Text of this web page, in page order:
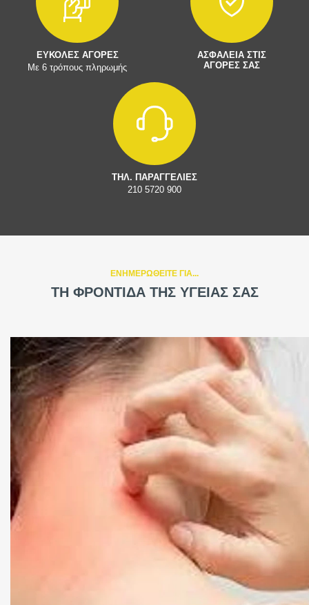
ΕΥΚΟΛΕΣ ΑΓΟΡΕΣ
Με 6 τρόπους πληρωμής
ΑΣΦΑΛΕΙΑ ΣΤΙΣ
ΑΓΟΡΕΣ ΣΑΣ
ΤΗΛ. ΠΑΡΑΓΓΕΛΙΕΣ
210 5720 900
ΕΝΗΜΕΡΩΘΕΙΤΕ ΓΙΑ...
ΤΗ ΦΡΟΝΤΙΔΑ ΤΗΣ ΥΓΕΙΑΣ ΣΑΣ